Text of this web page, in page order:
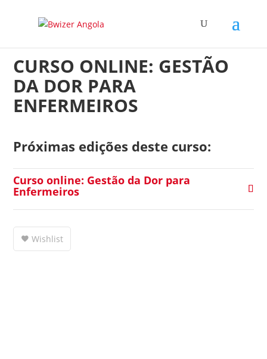
CURSO ONLINE: GESTÃO
DA DOR PARA
ENFERMEIROS
Próximas edições deste curso:
Curso online: Gestão da Dor para
Enfermeiros
Wishlist